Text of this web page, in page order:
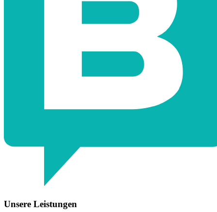
Unsere Leistungen